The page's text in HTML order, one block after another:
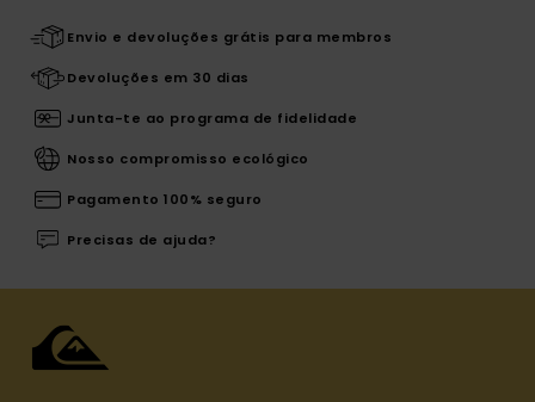
Envio e devoluções grátis para membros
Devoluções em 30 dias
Junta-te ao programa de fidelidade
Nosso compromisso ecológico
Pagamento 100% seguro
Precisas de ajuda?